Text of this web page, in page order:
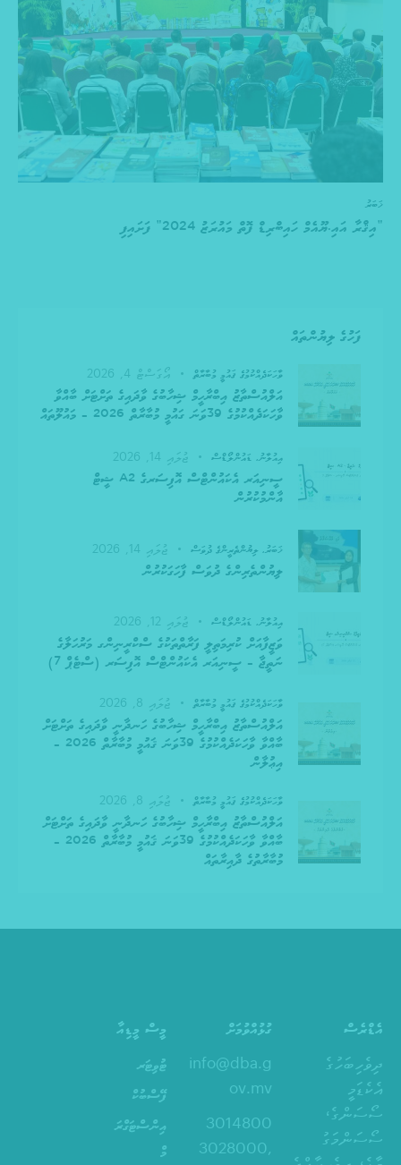
ޚަބަރު
“އިޤްރާ އައި.ޔޫއެމް ހައިބްރިޑް ފޮތް މައުރަޒު 2024” ފަށައިފި
ފަހުގެ ލިޔުންތައް
ވާހަކަދެއްކުމުގެ ޤައުމީ މުބާރާތް އޯގަސްޓް 4, 2026
އަލްއުސްތާޒު އިބްރާހީމް ޝިހާބުގެ ވާދައިގެ ތަށްޓަށް ބާއްވާ
ވާހަކަދެއްކުމުގެ 39ވަނަ ގައުމީ މުބާރާތް 2026 – މައުލޫތައް
އިއުލާނު, ޑައުންލޯޑްސް ޖުލައި 14, 2026
ސީނިއަރ އެކައުންޓްސް އޮފިސަރގެ A2 ޝީޓް
އާންމުކުރުން
ޚަބަރު, ލިޔުންތެރީންގެ ދުވަސް ޖުލައި 14, 2026
ލިޔުންތެރިންގެ ދުވަސް ފާހަގަކުރުން
އިއުލާނު, ޑައުންލޯޑްސް ޖުލައި 12, 2026
ވަޒީފާއަށް ކުރިމަތިލީ ފަރާތްތަކުގެ ސްކްރީނިންގ މަރުހަލާގެ
ނަތީޖާ – ސީނިއަރ އެކައުންޓްސް އޮފިސަރ (ސްޓެޕް 7)
ވާހަކަދެއްކުމުގެ ޤައުމީ މުބާރާތް ޖުލައި 8, 2026
އަލްއުސްތާޒު އިބްރާހީމް ޝިހާބުގެ ހަނދާނީ ވާދައިގެ ތަށްޓަށް
ބާއްވާ ވާހަކަދެއްކުމުގެ 39ވަނަ ޤައުމީ މުބާރާތް 2026 –
އިޢުލާން
ވާހަކަދެއްކުމުގެ ޤައުމީ މުބާރާތް ޖުލައި 8, 2026
އަލްއުސްތާޒު އިބްރާހީމް ޝިހާބުގެ ހަނދާނީ ވާދައިގެ ތަށްޓަށް
ބާއްވާ ވާހަކަދެއްކުމުގެ 39ވަނަ ޤައުމީ މުބާރާތް 2026 –
މުބާރާތުގެ ދާއިރާތައް
އެޑްރެސް
ދިވެހިބަހުގެ
އެކެޑަމީ
ސޯސަންގެ،
ސޯސަންމަގު
ގުޅުއްވުމަށް
info@dba.g
ov.mv
3014800
,3028000
މީސް މީޑިއާ
ޓުވިޓަރ
ފޭސްބުކް
އިންސްޓަގްރަ
މް